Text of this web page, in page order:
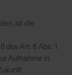
ist die
des Art. 6 Abs. 1
Aufnahme in